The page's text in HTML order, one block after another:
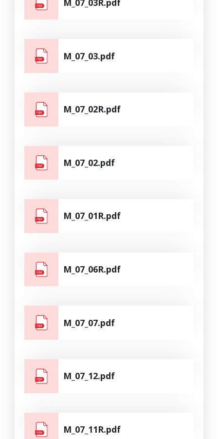
M_07_03R.pdf
M_07_03.pdf
M_07_02R.pdf
M_07_02.pdf
M_07_01R.pdf
M_07_06R.pdf
M_07_07.pdf
M_07_12.pdf
M_07_11R.pdf